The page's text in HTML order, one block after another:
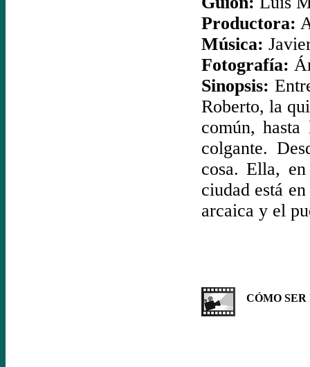
Productora:
Música:
Fotografía:
Sinopsis:
Roberto, la
común,
colgante.
cosa. Ella,
ciudad está
arcaica y el
CÓMO SER